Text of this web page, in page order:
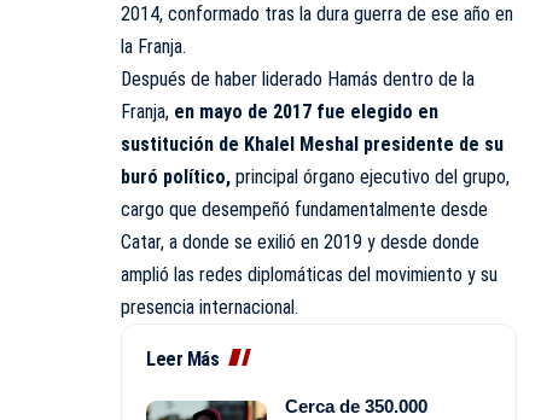
2014, conformado tras la dura guerra de ese año en
la Franja.
Después de haber liderado Hamás dentro de la
Franja, en mayo de 2017 fue elegido en
sustitución de Khalel Meshal presidente de su
buró político, principal órgano ejecutivo del grupo,
cargo que desempeñó fundamentalmente desde
Catar, a donde se exilió en 2019 y desde donde
amplió las redes diplomáticas del movimiento y su
presencia internacional.
Leer Más
Cerca de 350.000